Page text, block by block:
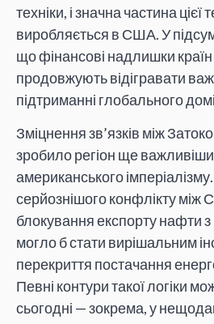
техніки, і значна частина цієї
виробляється в США. У
що фінансові надлишки
продовжують відігравати
підтриманні глобального
Зміцнення зв’язків між
зробило регіон ще
американського
серйознішого конфлікту між
блокування експорту нафти з
могло б стати вирішальним
перекриття постачання
Певні контури такої логіки
сьогодні — зокрема, у